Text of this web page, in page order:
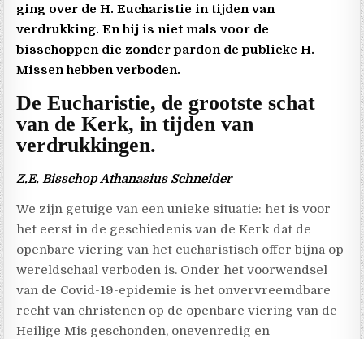
ging over de H. Eucharistie in tijden van
verdrukking. En hij is niet mals voor de
bisschoppen die zonder pardon de publieke H.
Missen hebben verboden.
De Eucharistie, de grootste schat
van de Kerk, in tijden van
verdrukkingen.
Z.E. Bisschop Athanasius Schneider
We zijn getuige van een unieke situatie: het is voor
het eerst in de geschiedenis van de Kerk dat de
openbare viering van het eucharistisch offer bijna op
wereldschaal verboden is. Onder het voorwendsel
van de Covid-19-epidemie is het onvervreemdbare
recht van christenen op de openbare viering van de
Heilige Mis geschonden, onevenredig en